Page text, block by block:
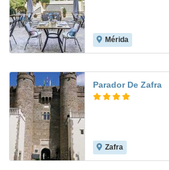
Mérida
Parador De Zafra
Zafra